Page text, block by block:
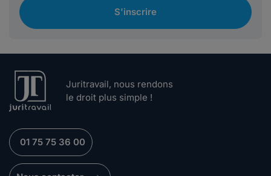
S'inscrire
Juritravail, nous rendons
le droit plus simple !
01 75 75 36 00